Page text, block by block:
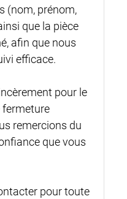
(nom, prénom,
que la pièce
afin que nous
efficace.
pour le
fermeture
remercions du
que vous
pour toute